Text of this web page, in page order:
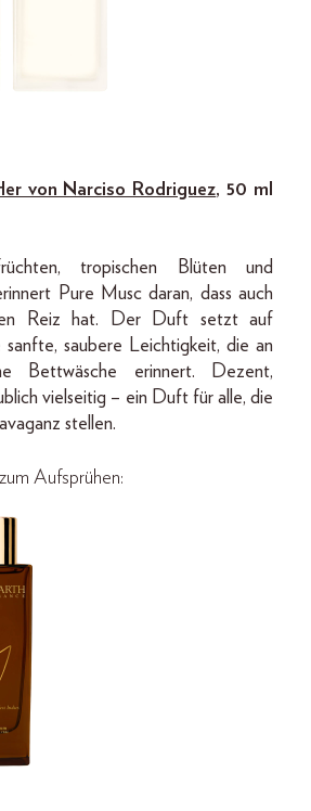
von Narciso Rodriguez, 50 ml
tropischen Blüten und
Pure Musc daran, dass auch
Reiz hat. Der Duft setzt auf
sanfte, saubere Leichtigkeit, die an
Bettwäsche erinnert. Dezent,
vielseitig – ein Duft für alle, die
stellen.
Aufsprühen: